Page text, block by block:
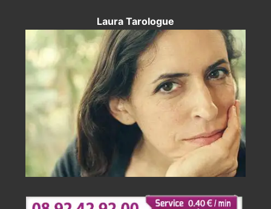
mystères
de
l’avenir
Laura Tarologue